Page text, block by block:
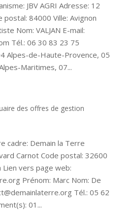
JBV AGRI Adresse: 12
postal: 84000 Ville: Avignon
Nom: VALJAN E-mail:
Tél.: 06 30 83 23 75
Alpes-de-Haute-Provence, 05
Maritimes, 07...
des offres de gestion
cadre: Demain la Terre
Carnot Code postal: 32600
Lien vers page web:
Prénom: Marc Nom: De
Tél.: 05 62
01...